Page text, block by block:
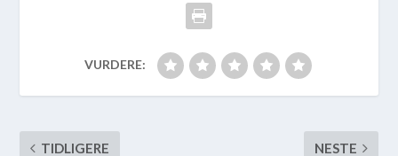
VURDERE:
TIDLIGERE NESTE